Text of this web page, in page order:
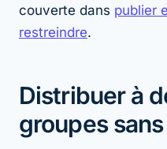
couverte dans publier
restreindre.
Distribuer à
groupes